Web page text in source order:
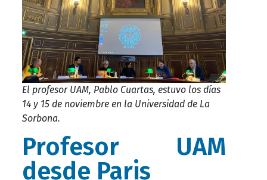
El profesor UAM, Pablo Cuartas, estuvo los días
14 y 15 de noviembre en la Universidad de La
Sorbona.
Profesor UAM
desde Paris